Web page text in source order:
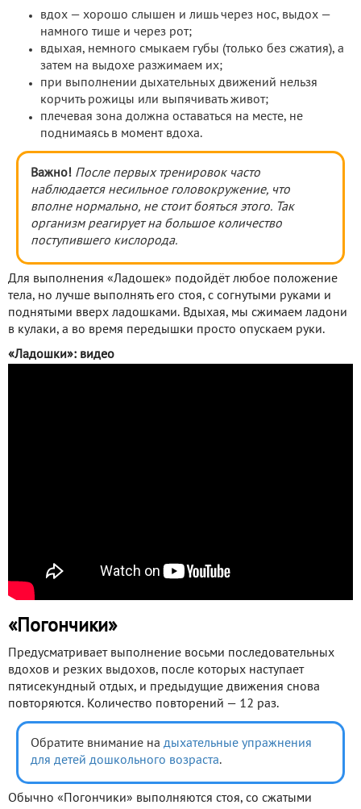
вдох — хорошо слышен и лишь через нос, выдох —
намного тише и через рот;
вдыхая, немного смыкаем губы (только без сжатия), а
затем на выдохе разжимаем их;
при выполнении дыхательных движений нельзя
корчить рожицы или выпячивать живот;
плечевая зона должна оставаться на месте, не
поднимаясь в момент вдоха.
Важно! После первых тренировок часто
наблюдается несильное головокружение, что
вполне нормально, не стоит бояться этого. Так
организм реагирует на большое количество
поступившего кислорода.
Для выполнения «Ладошек» подойдёт любое положение
тела, но лучше выполнять его стоя, с согнутыми руками и
поднятыми вверх ладошками. Вдыхая, мы сжимаем ладони
в кулаки, а во время передышки просто опускаем руки.
«Ладошки»: видео
«Погончики»
Предусматривает выполнение восьми последовательных
вдохов и резких выдохов, после которых наступает
пятисекундный отдых, и предыдущие движения снова
повторяются. Количество повторений — 12 раз.
Обратите внимание на дыхательные упражнения
для детей дошкольного возраста.
Обычно «Погончики» выполняются стоя, со сжатыми